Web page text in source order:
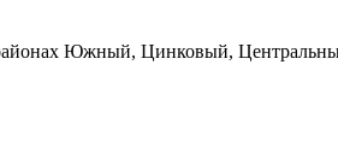
Южный, Цинковый,